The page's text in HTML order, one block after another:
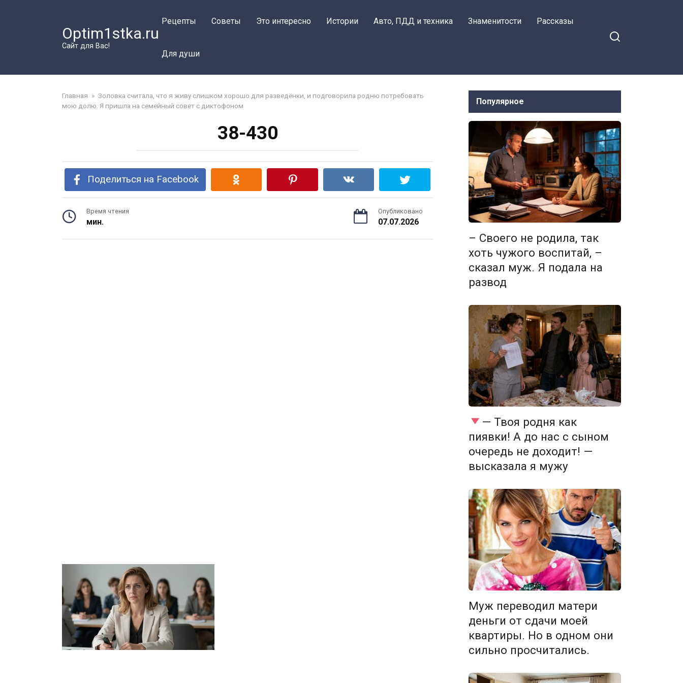
Optim1stka.ru
Сайт для Вас!
Рецепты Советы Это интересно Истории Авто, ПДД и техника Знаменитости Рассказы
Для души
Главная » Золовка считала, что я живу слишком хорошо для разведёнки, и подговорила родню потребовать
мою долю. Я пришла на семейный совет с диктофоном
38-430
Поделиться на Facebook
Время чтения
мин.
Опубликовано
07.07.2026
Популярное
– Своего не родила, так
хоть чужого воспитай, –
сказал муж. Я подала на
развод
— Твоя родня как
пиявки! А до нас с сыном
очередь не доходит! —
высказала я мужу
Муж переводил матери
деньги от сдачи моей
квартиры. Но в одном они
сильно просчитались.